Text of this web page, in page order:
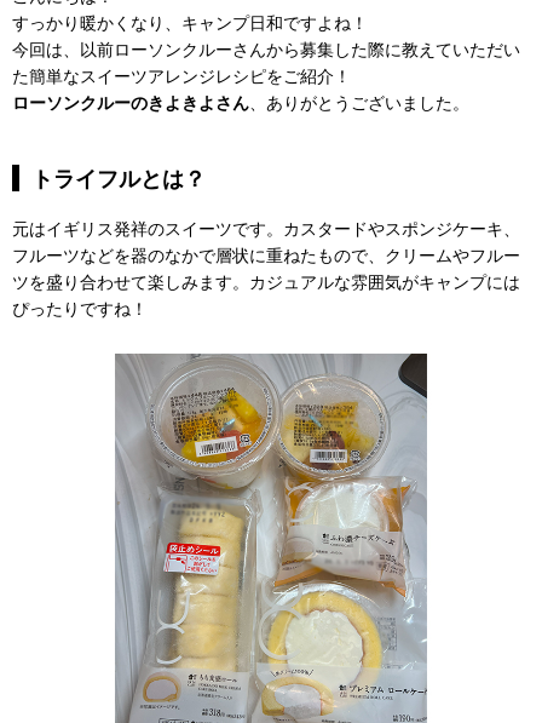
すっかり暖かくなり、キャンプ日和ですよね！
今回は、以前ローソンクルーさんから募集した際に教えていただい
た簡単なスイーツアレンジレシピをご紹介！
ローソンクルーのきよきよさん、ありがとうございました。
トライフルとは？
元はイギリス発祥のスイーツです。カスタードやスポンジケーキ、
フルーツなどを器のなかで層状に重ねたもので、クリームやフルー
ツを盛り合わせて楽しみます。カジュアルな雰囲気がキャンプには
ぴったりですね！